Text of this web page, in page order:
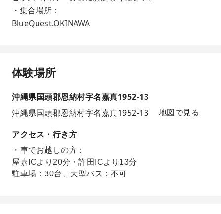
・集合場所：
BlueQuest.OKINAWA
体験場所
沖縄県国頭郡恩納村字名嘉真1952-13
沖縄県国頭郡恩納村字名嘉真1952-13
地図で見る
アクセス・行き方
・車でお越しの方：
屋嘉ICより20分・許田ICより13分
駐車場：30台、大型バス：不可